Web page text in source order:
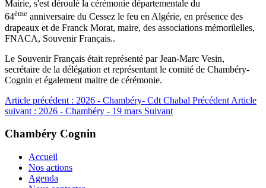
Mairie, s'est déroulé la cérémonie départementale du
64ème anniversaire du Cessez le feu en Algérie, en présence des
drapeaux et de Franck Morat, maire, des associations mémorilelles,
FNACA, Souvenir Français..
Le Souvenir Français était représenté par Jean-Marc Vesin,
secrétaire de la délégation et représentant le comité de Chambéry-
Cognin et également maitre de cérémonie.
Article précédent : 2026 - Chambéry- Cdt Chabal Précédent Article
suivant : 2026 - Chambéry - 19 mars Suivant
Chambéry Cognin
Accueil
Nos actions
Agenda